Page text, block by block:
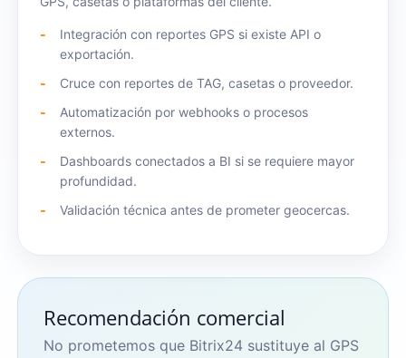
Integración con reportes GPS si existe API o
exportación.
Cruce con reportes de TAG, casetas o proveedor.
Automatización por webhooks o procesos
externos.
Dashboards conectados a BI si se requiere mayor
profundidad.
Validación técnica antes de prometer geocercas.
Recomendación comercial
No prometemos que Bitrix24 sustituye al GPS